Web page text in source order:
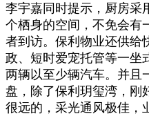
李宇嘉同时提示，厨房采
个栖身的空间，不免会有
者到访。保利物业还供给
政、短时爱宠托管等一坐
两辆以至少辆汽车。并且
盘，除了保利玥玺湾，刚
很远的，采光通风极佳，